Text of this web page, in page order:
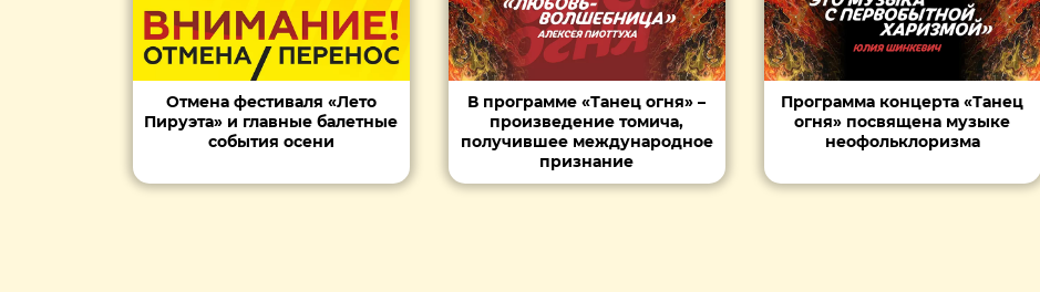
Отмена фестиваля «Лето
Пируэта» и главные балетные
события осени
В программе «Танец огня» –
произведение томича,
получившее международное
признание
Программа концерта «Танец
огня» посвящена музыке
неофольклоризма